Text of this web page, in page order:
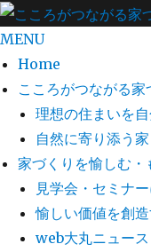
MENU
Home
こころがつながる家
理想の住まいを自
自然に寄り添う家
家づくりを愉しむ・
見学会・セミナ
愉しい価値を創
web大丸ニュース